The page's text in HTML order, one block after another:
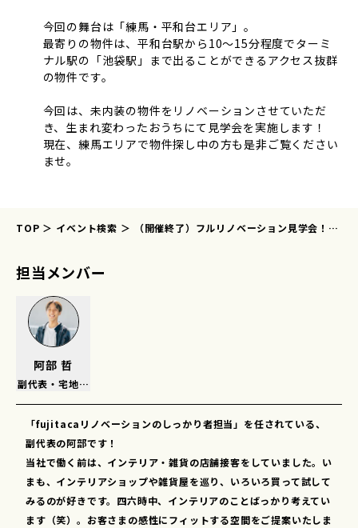
今回の舞台は「練馬・平和台エリア」。
最寄りの物件は、平和台駅から10～15分程度でターミ
ナル駅の「池袋駅」まで出ることができるアクセス抜群
の物件です。
今回は、未内装の物件をリノベーションさせていただ
き、生まれ変わったおうちにて見学会を実施します！
現在、練馬エリアで物件探し中の方も是非ご覧ください
ませ。
TOP イベント検索
（開催終了）フルリノベーション見学会！タ
担当メンバー
阿部 哲
副代表・宅地建物取引士
「fujitacaリノベーションのしっかり者担当」を任されている、
副代表の阿部です！
当社で働く前は、インテリア・雑貨の店舗接客をしていました。い
まも、インテリアショップや雑貨屋を巡り、いろいろ買って試して
みるのが好きです。四六時中、インテリアのことばっかり考えてい
ます（笑）。お客さまの感性にフィットする空間をご提案いたしま